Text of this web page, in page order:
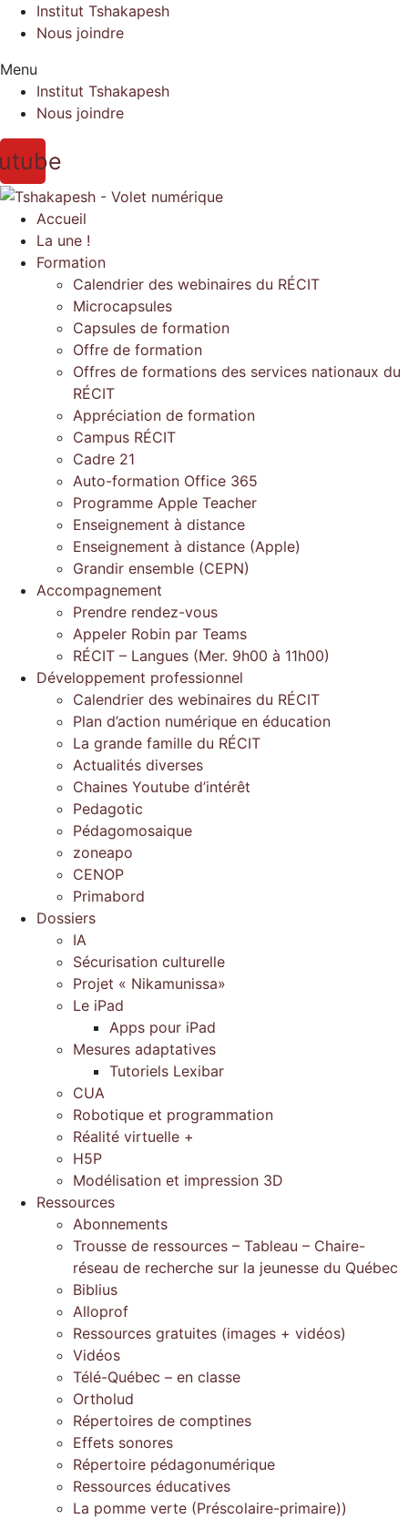
Institut Tshakapesh
Nous joindre
Menu
Institut Tshakapesh
Nous joindre
Accueil
La une !
Formation
Calendrier des webinaires du RÉCIT
Microcapsules
Capsules de formation
Offre de formation
Offres de formations des services nationaux du
RÉCIT
Appréciation de formation
Campus RÉCIT
Cadre 21
Auto-formation Office 365
Programme Apple Teacher
Enseignement à distance
Enseignement à distance (Apple)
Grandir ensemble (CEPN)
Accompagnement
Prendre rendez-vous
Appeler Robin par Teams
RÉCIT – Langues (Mer. 9h00 à 11h00)
Développement professionnel
Calendrier des webinaires du RÉCIT
Plan d’action numérique en éducation
La grande famille du RÉCIT
Actualités diverses
Chaines Youtube d’intérêt
Pedagotic
Pédagomosaique
zoneapo
CENOP
Primabord
Dossiers
IA
Sécurisation culturelle
Projet « Nikamunissa»
Le iPad
Apps pour iPad
Mesures adaptatives
Tutoriels Lexibar
CUA
Robotique et programmation
Réalité virtuelle +
H5P
Modélisation et impression 3D
Ressources
Abonnements
Trousse de ressources – Tableau – Chaire-
réseau de recherche sur la jeunesse du Québec
Biblius
Alloprof
Ressources gratuites (images + vidéos)
Vidéos
Télé-Québec – en classe
Ortholud
Répertoires de comptines
Effets sonores
Répertoire pédagonumérique
Ressources éducatives
La pomme verte (Préscolaire-primaire))